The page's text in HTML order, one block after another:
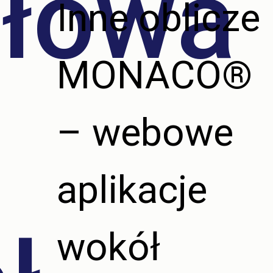
Inne oblicze
MONACO®
– webowe
aplikacje
wokół